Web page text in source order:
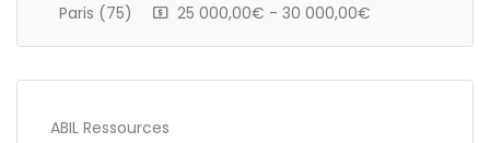
Paris (75) 25 000,00€ - 30 000,00€
ABIL Ressources